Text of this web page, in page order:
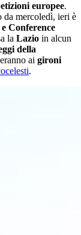
europee.
da mercoledì, ieri è
Conference
la Lazio in alcun
della
ai gironi
.